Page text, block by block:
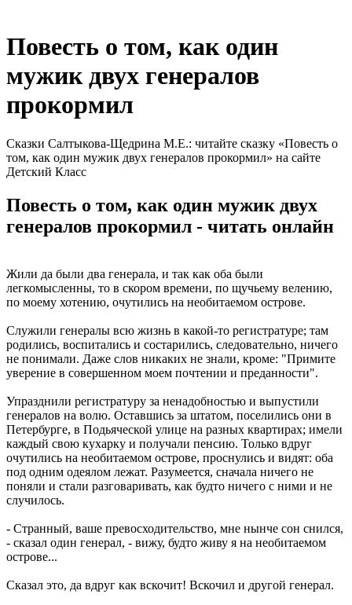
Повесть о том, как один
мужик двух генералов
прокормил
Сказки Салтыкова-Щедрина М.Е.: читайте сказку «Повесть о
том, как один мужик двух генералов прокормил» на сайте
Детский Класс
Повесть о том, как один мужик двух
генералов прокормил - читать онлайн
Жили да были два генерала, и так как оба были
легкомысленны, то в скором времени, по щучьему велению,
по моему хотению, очутились на необитаемом острове.
Служили генералы всю жизнь в какой-то регистратуре; там
родились, воспитались и состарились, следовательно, ничего
не понимали. Даже слов никаких не знали, кроме: "Примите
уверение в совершенном моем почтении и преданности".
Упразднили регистратуру за ненадобностью и выпустили
генералов на волю. Оставшись за штатом, поселились они в
Петербурге, в Подьяческой улице на разных квартирах; имели
каждый свою кухарку и получали пенсию. Только вдруг
очутились на необитаемом острове, проснулись и видят: оба
под одним одеялом лежат. Разумеется, сначала ничего не
поняли и стали разговаривать, как будто ничего с ними и не
случилось.
- Странный, ваше превосходительство, мне нынче сон снился,
- сказал один генерал, - вижу, будто живу я на необитаемом
острове...
Сказал это, да вдруг как вскочит! Вскочил и другой генерал.